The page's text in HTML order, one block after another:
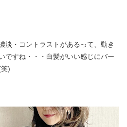
淡・コントラストがあるって、動き
ですね・・・白髪がいい感じにバー
)